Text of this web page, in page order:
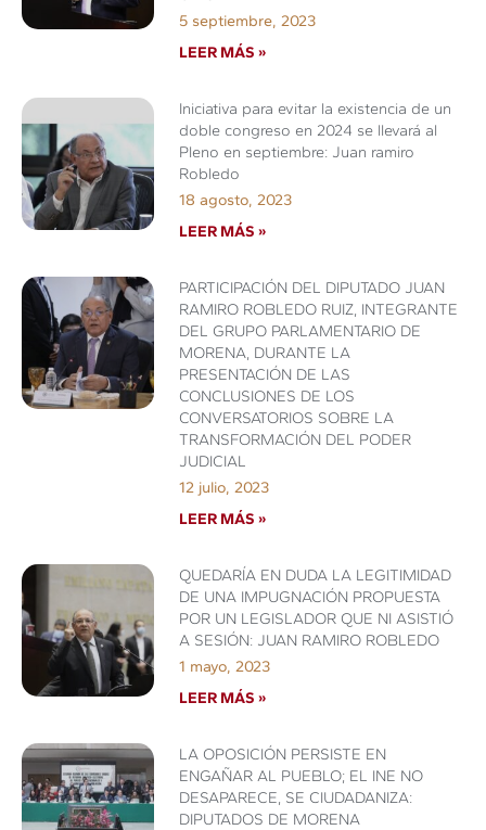
5 septiembre, 2023
LEER MÁS »
Iniciativa para evitar la existencia de un
doble congreso en 2024 se llevará al
Pleno en septiembre: Juan ramiro
Robledo
18 agosto, 2023
LEER MÁS »
PARTICIPACIÓN DEL DIPUTADO JUAN
RAMIRO ROBLEDO RUIZ, INTEGRANTE
DEL GRUPO PARLAMENTARIO DE
MORENA, DURANTE LA
PRESENTACIÓN DE LAS
CONCLUSIONES DE LOS
CONVERSATORIOS SOBRE LA
TRANSFORMACIÓN DEL PODER
JUDICIAL
12 julio, 2023
LEER MÁS »
QUEDARÍA EN DUDA LA LEGITIMIDAD
DE UNA IMPUGNACIÓN PROPUESTA
POR UN LEGISLADOR QUE NI ASISTIÓ
A SESIÓN: JUAN RAMIRO ROBLEDO
1 mayo, 2023
LEER MÁS »
LA OPOSICIÓN PERSISTE EN
ENGAÑAR AL PUEBLO; EL INE NO
DESAPARECE, SE CIUDADANIZA:
DIPUTADOS DE MORENA